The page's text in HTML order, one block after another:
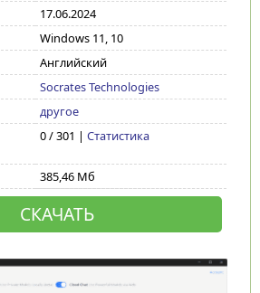
17.06.2024
Windows 11, 10
Английский
Socrates Technologies
другое
0 / 301 | Статистика
385,46 Мб
СКАЧАТЬ